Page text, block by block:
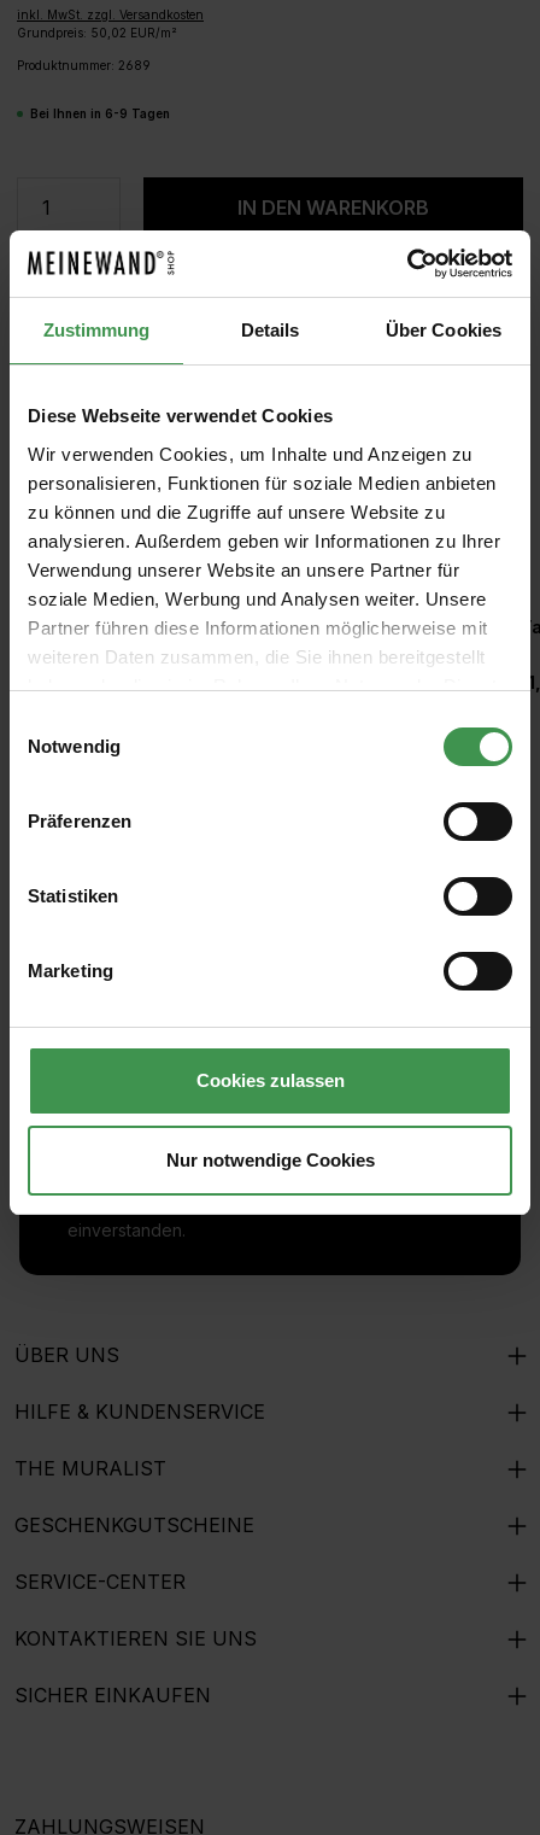
Zustimmung Details Über Cookies
Diese Webseite verwendet Cookies
Wir verwenden Cookies, um Inhalte und Anzeigen zu
personalisieren, Funktionen für soziale Medien anbieten
zu können und die Zugriffe auf unsere Website zu
analysieren. Außerdem geben wir Informationen zu Ihrer
Verwendung unserer Website an unsere Partner für
soziale Medien, Werbung und Analysen weiter. Unsere
Partner führen diese Informationen möglicherweise mit
weiteren Daten zusammen, die Sie ihnen bereitgestellt
haben oder die sie im Rahmen Ihrer Nutzung der Dienste
Notwendig
Präferenzen
Statistiken
Marketing
Cookies zulassen
Nur notwendige Cookies
inkl. MwSt. zzgl. Versandkosten
Grundpreis: 50,02 EUR/m²
Produktnummer: 2689
Bei Ihnen in 6-9 Tagen
Produkt Anzahl: Gib den gewünschten
IN DEN WARENKORB
MUSTER ROLLEN BERECHNEN
Empfohlenes Zubehör
Produktgalerie überspringen
Kleisterroller
Abonnieren Sie den kostenlosen Newsletter und
einverstanden.
ÜBER UNS
HILFE & KUNDENSERVICE
THE MURALIST
GESCHENKGUTSCHEINE
SERVICE-CENTER
KONTAKTIEREN SIE UNS
SICHER EINKAUFEN
ZAHLUNGSWEISEN